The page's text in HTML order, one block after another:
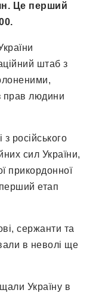
Це перший
штаб з
прав людини
російського
сил України,
прикордонної
етап
сержанти та
в неволі ще
Україну в